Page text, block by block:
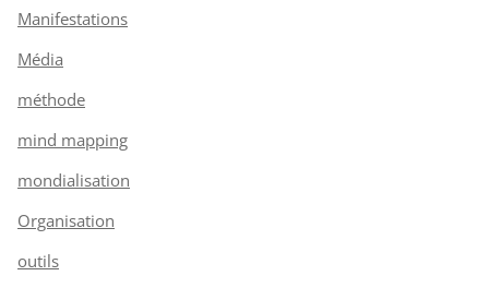
Manifestations
Média
méthode
mind mapping
mondialisation
Organisation
outils